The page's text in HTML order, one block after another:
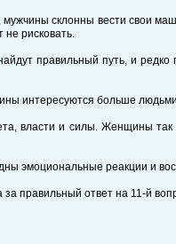
склонны вести свои
рисковать.
правильный путь, и
интересуются больше
власти и силы. Женщины так
эмоциональные реакции и
правильный ответ на 11-й